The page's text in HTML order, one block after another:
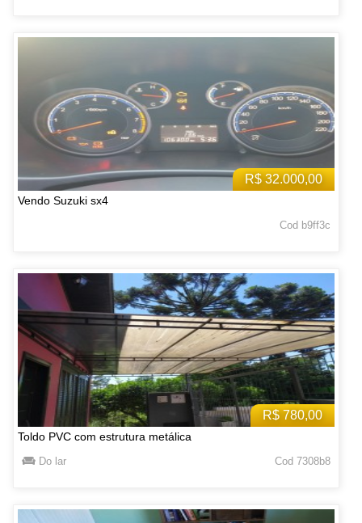
R$ 32.000,00
Vendo Suzuki sx4
Cod b9ff3c
R$ 780,00
Toldo PVC com estrutura metálica
Do lar Cod 7308b8